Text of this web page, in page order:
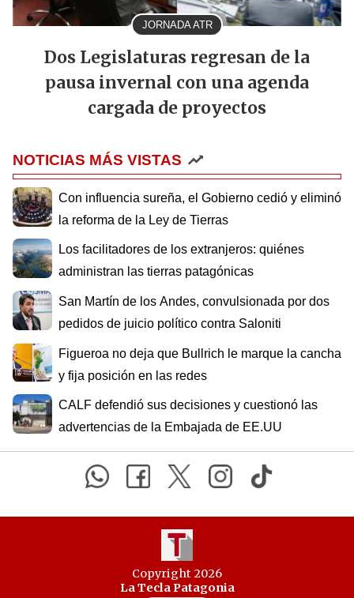
JORNADA ATR
Dos Legislaturas regresan de la
pausa invernal con una agenda
cargada de proyectos
NOTICIAS MÁS VISTAS
Con influencia sureña, el Gobierno cedió y eliminó
la reforma de la Ley de Tierras
Los facilitadores de los extranjeros: quiénes
administran las tierras patagónicas
San Martín de los Andes, convulsionada por dos
pedidos de juicio político contra Saloniti
Figueroa no deja que Bullrich le marque la cancha
y fija posición en las redes
CALF defendió sus decisiones y cuestionó las
advertencias de la Embajada de EE.UU
Copyright 2026
La Tecla Patagonia